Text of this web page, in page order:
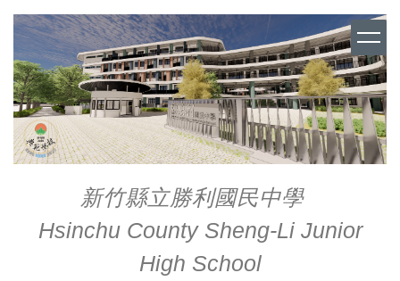
跳
到
主
要
內
容
區
新竹縣立勝利國民中學
Hsinchu County Sheng-Li Junior
High School